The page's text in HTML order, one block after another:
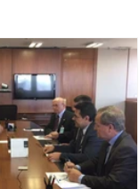
Reforma Política
Agro